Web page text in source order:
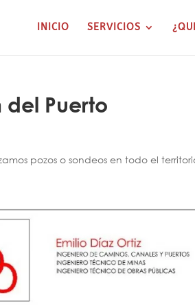
INICIO SERVICIOS
del Puerto
pozos o sondeos en todo el